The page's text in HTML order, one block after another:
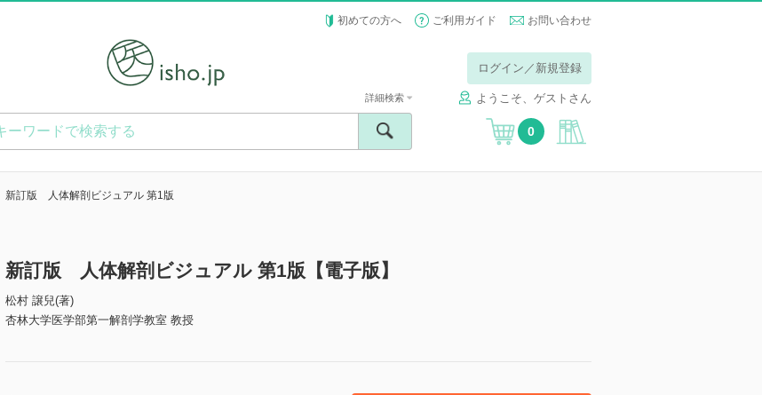
初めての方へ ご利用ガイド お問い合わせ
ログイン／新規登録
ようこそ、ゲストさん
詳細検索
0
新訂版 人体解剖ビジュアル 第1版
新訂版 人体解剖ビジュアル 第1版【電子版】
松村 譲兒(著)
杏林大学医学部第一解剖学教室 教授